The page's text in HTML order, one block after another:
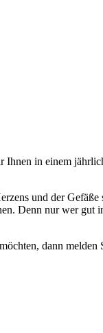
in einem
und der
Denn nur wer gut
dann melden